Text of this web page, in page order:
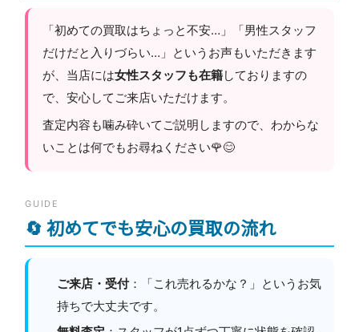
「初めての買取はちょっと不安…」「男性スタッフ
だけだと入りづらい…」というお声もいただきます
が、当店には女性スタッフも在籍しておりますの
で、安心してご来店いただけます。
査定内容も噛み砕いてご説明しますので、わからな
いことは何でもお尋ねください🌹😊
GUIDE
🔄 初めてでも安心の買取の流れ
ご来店・受付：「これ売れるかな？」というお気
持ちで大丈夫です。